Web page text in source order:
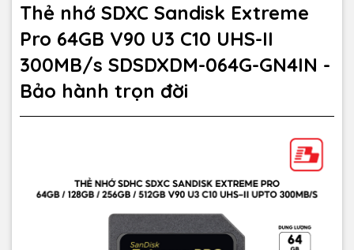
Thẻ nhớ SDXC Sandisk Extreme
Pro 64GB V90 U3 C10 UHS-II
300MB/s SDSDXDM-064G-GN4IN -
Bảo hành trọn đời
Tốc độ ghi ~260MB/s
Nhu cầu sử
Chuyên dùng cho Máy chụp hình chuyên